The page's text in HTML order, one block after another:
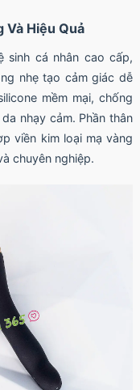
Và Hiệu Quả
sinh cá nhân cao cấp,
nhẹ tạo cảm giác dễ
mềm mại, chống
nhạy cảm. Phần thân
viền kim loại mạ vàng
chuyên nghiệp.